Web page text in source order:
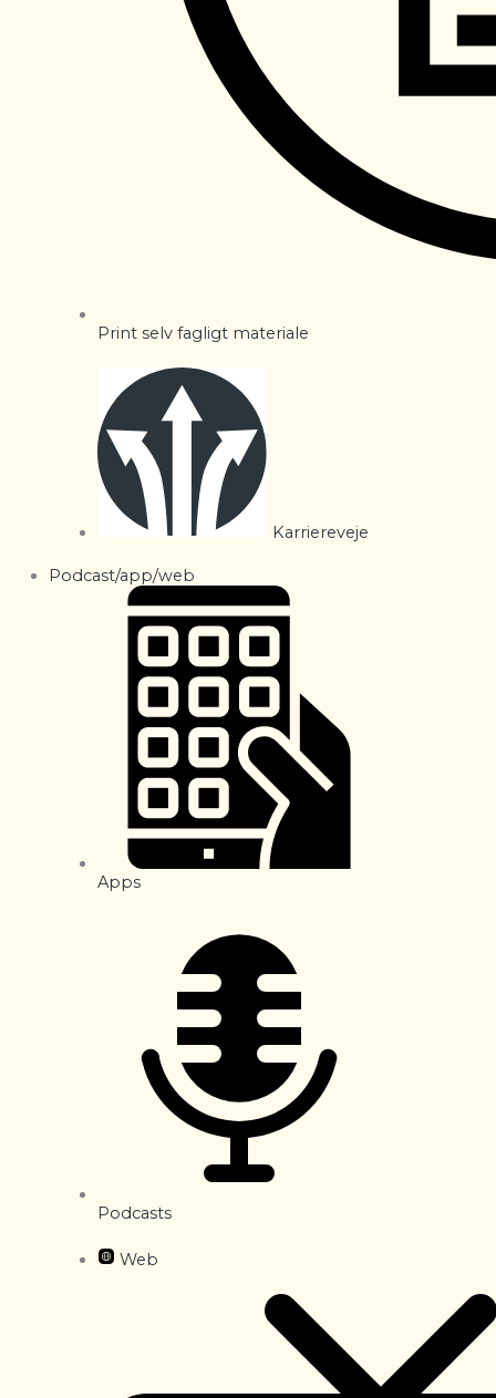
Print selv fagligt materiale
Karriereveje
Podcast/app/web
Apps
Podcasts
Web